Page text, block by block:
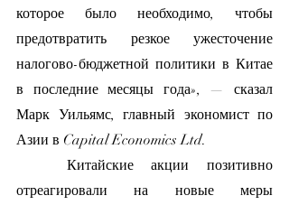
которое было необходимо, чтобы
предотвратить резкое ужесточение
налогово-бюджетной политики в Китае
в последние месяцы года», — сказал
Марк Уильямс, главный экономист по
Азии в Capital Economics Ltd.
отреагировали на новые меры